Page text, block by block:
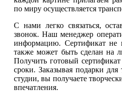
по миру осуществляется
С нами легко связаться,
звонок. Наш менеджер
информацию. Сертификат не
также может быть сделан на
Получить готовый
сроки. Заказывая подарки
студии, вы получаете
впечатления.